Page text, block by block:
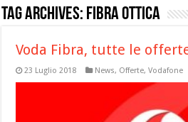
Tag Archives: fibra ottica
Voda Fibra, tutte le
23 Luglio 2018 News, Offerte,Vodafone